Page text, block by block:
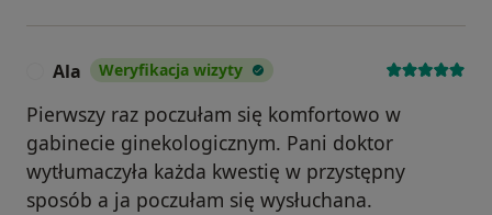
Ala Weryfikacja wizyty
Pierwszy raz poczułam się komfortowo w
gabinecie ginekologicznym. Pani doktor
wytłumaczyła każda kwestię w przystępny
sposób a ja poczułam się wysłuchana.